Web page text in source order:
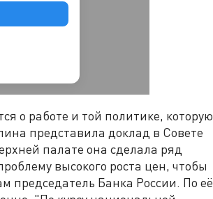
о работе и той политике, которую
представила доклад в Совете
палате она сделала ряд
высокого роста цен, чтобы
председатель Банка России. По её